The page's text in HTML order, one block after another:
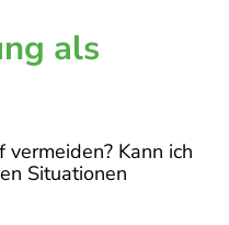
als
Kann ich
Situationen